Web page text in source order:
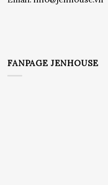
FANPAGE JENHOUSE